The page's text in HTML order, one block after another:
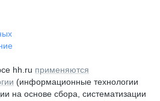
hh.ru применяются
(информационные технологии
на основе сбора, систематизации